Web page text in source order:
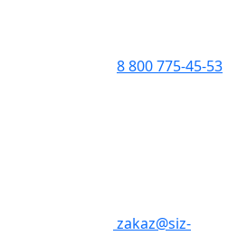
8 800 775-45-53
zakaz@siz-